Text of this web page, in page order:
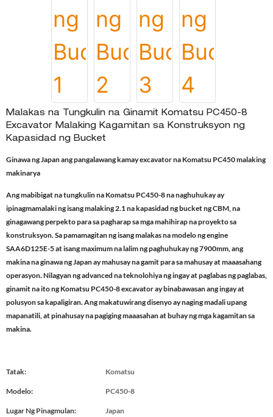
Malakas na Tungkulin na Ginamit Komatsu PC450-8
Excavator Malaking Kagamitan sa Konstruksyon ng
Kapasidad ng Bucket
Ginawa ng Japan ang pangalawang kamay excavator na Komatsu PC450 malaking
makinarya
Ang mabibigat na tungkulin na Komatsu PC450-8 na naghuhukay ay
ipinagmamalaki ng isang malaking 2.1 na kapasidad ng bucket ng CBM, na
ginagawang perpekto para sa pagharap sa mga mahihirap na proyekto sa
konstruksyon. Sa pamamagitan ng isang malakas na modelo ng engine
SAA6D125E-5 at isang maximum na lalim ng paghuhukay ng 7900mm, ang
makina na ginawa ng Japan ay mahusay na gamit para sa mahusay at maaasahang
operasyon. Nilagyan ng advanced na teknolohiya ng ingay at paglabas ng paglabas,
ginamit na ito ng Komatsu PC450-8 excavator ay binabawasan ang ingay at
polusyon sa kapaligiran. Ang makatuwirang disenyo ay naging madali upang
mapanatili, at pinahusay na pagiging maaasahan at buhay ng mga kagamitan sa
makina.
Tatak: Komatsu
Modelo: PC450-8
Lugar Ng Pinagmulan: Japan